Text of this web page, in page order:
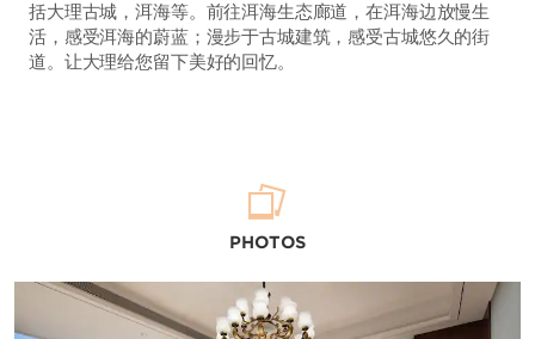
括大理古城，洱海等。前往洱海生态廊道，在洱海边放慢生
活，感受洱海的蔚蓝；漫步于古城建筑，感受古城悠久的街
道。让大理给您留下美好的回忆。
PHOTOS